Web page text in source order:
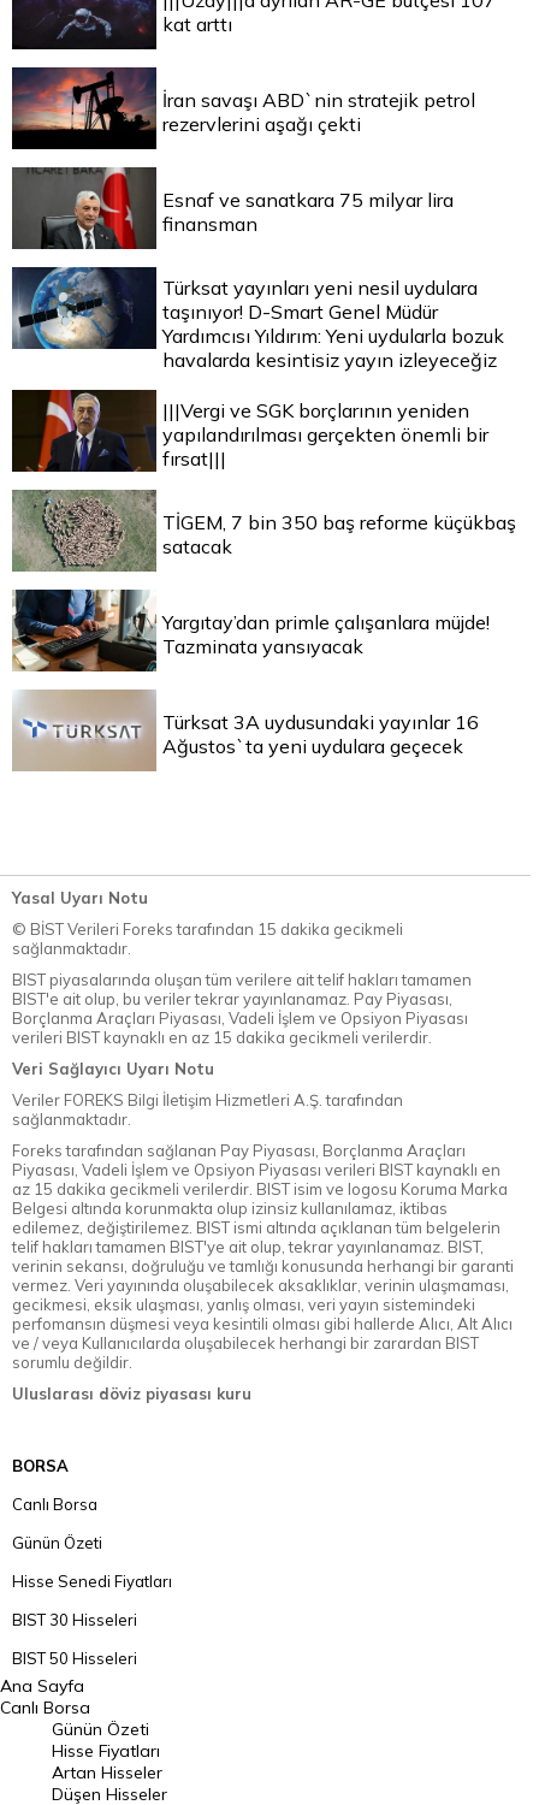
kat arttı
İran savaşı ABD`nin stratejik petrol
rezervlerini aşağı çekti
Esnaf ve sanatkara 75 milyar lira
finansman
Türksat yayınları yeni nesil uydulara
taşınıyor! D-Smart Genel Müdür
Yardımcısı Yıldırım: Yeni uydularla bozuk
havalarda kesintisiz yayın izleyeceğiz
|||Vergi ve SGK borçlarının yeniden
yapılandırılması gerçekten önemli bir
fırsat|||
TİGEM, 7 bin 350 baş reforme küçükbaş
satacak
Yargıtay’dan primle çalışanlara müjde!
Tazminata yansıyacak
Türksat 3A uydusundaki yayınlar 16
Ağustos`ta yeni uydulara geçecek
Yasal Uyarı Notu
© BİST Verileri Foreks tarafından 15 dakika gecikmeli
sağlanmaktadır.
BIST piyasalarında oluşan tüm verilere ait telif hakları tamamen
BIST'e ait olup, bu veriler tekrar yayınlanamaz. Pay Piyasası,
Borçlanma Araçları Piyasası, Vadeli İşlem ve Opsiyon Piyasası
verileri BIST kaynaklı en az 15 dakika gecikmeli verilerdir.
Veri Sağlayıcı Uyarı Notu
Veriler FOREKS Bilgi İletişim Hizmetleri A.Ş. tarafından
sağlanmaktadır.
Foreks tarafından sağlanan Pay Piyasası, Borçlanma Araçları
Piyasası, Vadeli İşlem ve Opsiyon Piyasası verileri BIST kaynaklı en
az 15 dakika gecikmeli verilerdir. BIST isim ve logosu Koruma Marka
Belgesi altında korunmakta olup izinsiz kullanılamaz, iktibas
edilemez, değiştirilemez. BIST ismi altında açıklanan tüm belgelerin
telif hakları tamamen BIST'ye ait olup, tekrar yayınlanamaz. BIST,
verinin sekansı, doğruluğu ve tamlığı konusunda herhangi bir garanti
vermez. Veri yayınında oluşabilecek aksaklıklar, verinin ulaşmaması,
gecikmesi, eksik ulaşması, yanlış olması, veri yayın sistemindeki
perfomansın düşmesi veya kesintili olması gibi hallerde Alıcı, Alt Alıcı
ve / veya Kullanıcılarda oluşabilecek herhangi bir zarardan BIST
sorumlu değildir.
Uluslarası döviz piyasası kuru
BORSA
Canlı Borsa
Günün Özeti
Hisse Senedi Fiyatları
BIST 30 Hisseleri
BIST 50 Hisseleri
BIST 100 Hisseleri
En Çok Artan Hisseler
En Çok Düşen Hisseler
Ana Sayfa
Canlı Borsa
Günün Özeti
Hisse Fiyatları
Artan Hisseler
Düşen Hisseler